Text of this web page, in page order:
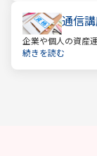
通信
企業や個人の資産
計を提案するファ
続きを読む